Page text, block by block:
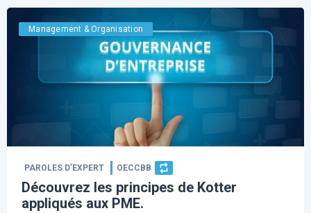
Management & Organisation
PAROLES D’EXPERT OECCBB
Découvrez les principes de Kotter
appliqués aux PME.